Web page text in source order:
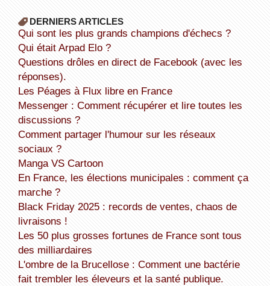
DERNIERS ARTICLES
Qui sont les plus grands champions d'échecs ?
Qui était Arpad Elo ?
Questions drôles en direct de Facebook (avec les
réponses).
Les Péages à Flux libre en France
Messenger : Comment récupérer et lire toutes les
discussions ?
Comment partager l'humour sur les réseaux
sociaux ?
Manga VS Cartoon
En France, les élections municipales : comment ça
marche ?
Black Friday 2025 : records de ventes, chaos de
livraisons !
Les 50 plus grosses fortunes de France sont tous
des milliardaires
L'ombre de la Brucellose : Comment une bactérie
fait trembler les éleveurs et la santé publique.